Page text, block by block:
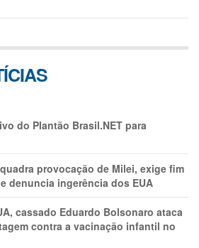
do Plantão Brasil.NET para
provocação de Milei, exige fim
denuncia ingerência dos EUA
cassado Eduardo Bolsonaro ataca
contra a vacinação infantil no